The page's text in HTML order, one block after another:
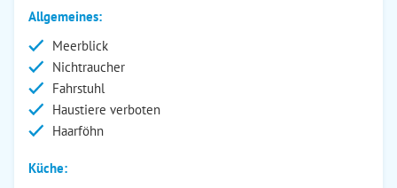
Allgemeines:
Meerblick
Nichtraucher
Fahrstuhl
Haustiere verboten
Haarföhn
Küche: